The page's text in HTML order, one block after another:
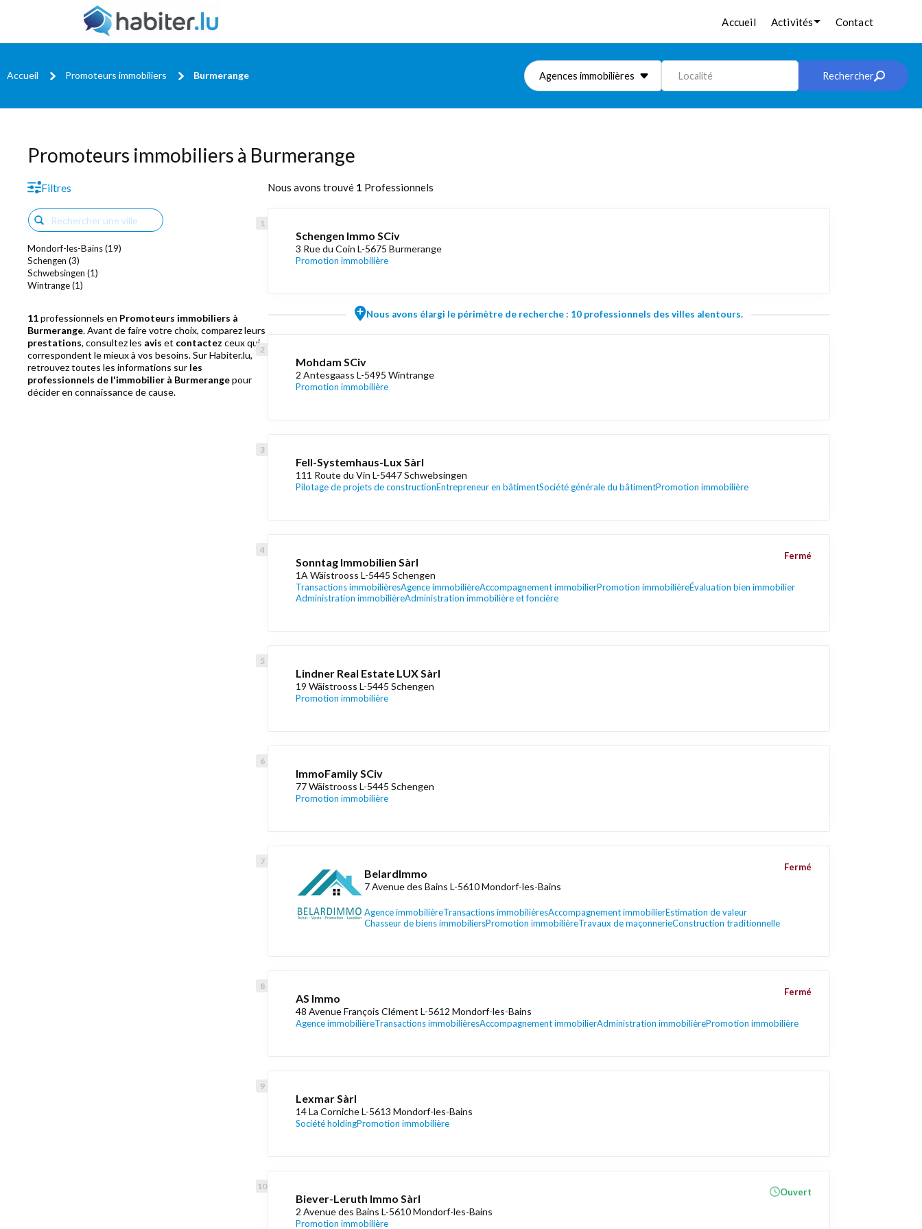
Accueil Activités Contact
Accueil Promoteurs immobiliers Burmerange Agences immobilières Localité Rechercher
Promoteurs immobiliers à Burmerange
Filtres
Mondorf-les-Bains (19)
Schengen (3)
Schwebsingen (1)
Wintrange (1)
11professionnels en Promoteurs immobiliers à
Burmerange. Avant de faire votre choix, comparez leurs
prestations, consultez les avis et contactez ceux qui
correspondent le mieux à vos besoins. Sur Habiter.lu,
retrouvez toutes les informations sur les
professionnels de l'immobilier à Burmerangepour
décider en connaissance de cause.
Nous avons trouvé 1 Professionnels
Schengen Immo SCiv
3 Rue du Coin L-5675 Burmerange
Promotion immobilière
Nous avons élargi le périmètre de recherche : 10 professionnels des villes alentours.
Mohdam SCiv
2 Antesgaass L-5495 Wintrange
Promotion immobilière
Fell-Systemhaus-Lux Sàrl
111 Route du Vin L-5447 Schwebsingen
Pilotage de projets de constructionEntrepreneur en bâtimentSociété générale du bâtimentPromotion immobilière
Sonntag Immobilien Sàrl
1A Wäistrooss L-5445 Schengen
Transactions immobilièresAgence immobilièreAccompagnement immobilierPromotion immobilièreÉvaluation bien immobilier
Administration immobilièreAdministration immobilière et foncière
Fermé
Lindner Real Estate LUX Sàrl
19 Wäistrooss L-5445 Schengen
Promotion immobilière
ImmoFamily SCiv
77 Wäistrooss L-5445 Schengen
Promotion immobilière
BelardImmo
7 Avenue des Bains L-5610 Mondorf-les-Bains
Agence immobilièreTransactions immobilièresAccompagnement immobilierEstimation de valeur
Chasseur de biens immobiliersPromotion immobilièreTravaux de maçonnerieConstruction traditionnelle
Fermé
AS Immo
48 Avenue François Clément L-5612 Mondorf-les-Bains
Agence immobilièreTransactions immobilièresAccompagnement immobilierAdministration immobilièrePromotion immobilière
Fermé
Lexmar Sàrl
14 La Corniche L-5613 Mondorf-les-Bains
Société holdingPromotion immobilière
Biever-Leruth Immo Sàrl
2 Avenue des Bains L-5610 Mondorf-les-Bains
Promotion immobilière
Ouvert